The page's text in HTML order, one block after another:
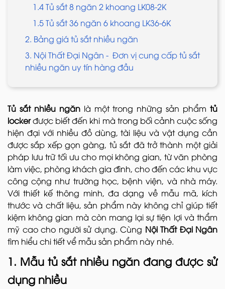
1.4 Tủ sắt 8 ngăn 2 khoang LK08-2K
1.5 Tủ sắt 36 ngăn 6 khoang LK36-6K
2. Bảng giá tủ sắt nhiều ngăn
3. Nội Thất Đại Ngân - Đơn vị cung cấp tủ sắt
nhiều ngăn uy tín hàng đầu
Tủ sắt nhiều ngăn là một trong những sản phẩm tủ
lockerđược biết đến khi mà trong bối cảnh cuộc sống
hiện đại với nhiều đồ dùng, tài liệu và vật dụng cần
được sắp xếp gọn gàng, tủ sắt đã trở thành một giải
pháp lưu trữ tối ưu cho mọi không gian, từ văn phòng
làm việc, phòng khách gia đình, cho đến các khu vực
công cộng như trường học, bệnh viện, và nhà máy.
Với thiết kế thông minh, đa dạng về mẫu mã, kích
thước và chất liệu, sản phẩm nàykhông chỉ giúp tiết
kiệm không gian mà còn mang lại sự tiện lợi và thẩm
mỹ cao cho người sử dụng. Cùng Nội Thất Đại Ngân
tìm hiểu chi tiết vể mẫu sản phẩm này nhé.
1. Mẫu tủ sắt nhiều ngăn đang được sử
dụng nhiều